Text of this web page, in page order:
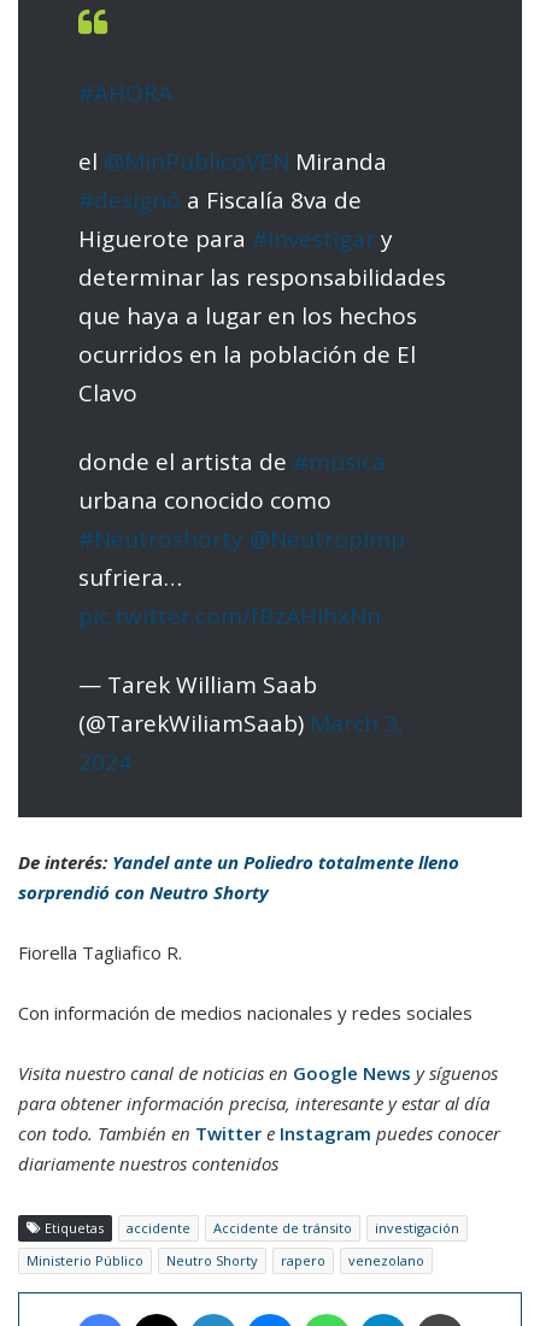
#AHORA
el @MinPublicoVEN Miranda
#designó a Fiscalía 8va de
Higuerote para #investigary
determinar las responsabilidades
que haya a lugar en los hechos
ocurridos en la población de El
Clavo
donde el artista de #música
urbana conocido como
#Neutroshorty @Neutropimp
sufriera…
pic.twitter.com/fBzAHIhxNn
— Tarek William Saab
(@TarekWiliamSaab) March 3,
2024
De interés: Yandel ante un Poliedro totalmente lleno
sorprendió con Neutro Shorty
Fiorella Tagliafico R.
Con información de medios nacionales y redes sociales
Visita nuestro canal de noticias en Google News y síguenos
para obtener información precisa, interesante y estar al día
con todo. También en Twitter e Instagram puedes conocer
diariamente nuestros contenidos
Etiquetas accidente Accidente de tránsito
investigación
Ministerio Público
Neutro Shorty rapero venezolano
Facebook LinkedIn MessengerWhatsAppTelegram